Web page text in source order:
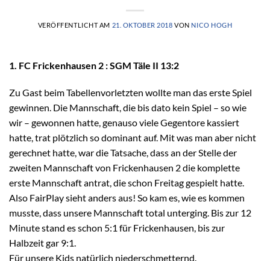
VERÖFFENTLICHT AM 21. OKTOBER 2018 VON NICO HOGH
1. FC Frickenhausen 2 : SGM Täle II 13:2
Zu Gast beim Tabellenvorletzten wollte man das erste Spiel
gewinnen. Die Mannschaft, die bis dato kein Spiel – so wie
wir – gewonnen hatte, genauso viele Gegentore kassiert
hatte, trat plötzlich so dominant auf. Mit was man aber nicht
gerechnet hatte, war die Tatsache, dass an der Stelle der
zweiten Mannschaft von Frickenhausen 2 die komplette
erste Mannschaft antrat, die schon Freitag gespielt hatte.
Also FairPlay sieht anders aus! So kam es, wie es kommen
musste, dass unsere Mannschaft total unterging. Bis zur 12
Minute stand es schon 5:1 für Frickenhausen, bis zur
Halbzeit gar 9:1.
Für unsere Kids natürlich niederschmetternd.